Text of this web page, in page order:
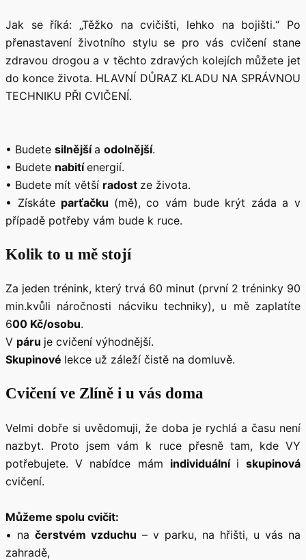
Jak se říká: „Těžko na cvičišti, lehko na bojišti.“ Po
přenastavení životního stylu se pro vás cvičení stane
zdravou drogou a v těchto zdravých kolejích můžete jet
do konce života. HLAVNÍ DŮRAZ KLADU NA SPRÁVNOU
TECHNIKU PŘI CVIČENÍ.
• Budete silnějšía odolnější.
• Budete nabitíenergií.
• Budete mít větší radost ze života.
• Získáte parťačku (mě), co vám bude krýt záda a v
případě potřeby vám bude k ruce.
Kolik to u mě stojí
Za jeden trénink, který trvá 60 minut (první 2 tréninky 90
min.kvůli náročnosti nácviku techniky), u mě zaplatíte
600 Kč/osobu.
V páru je cvičení výhodnější.
Skupinové lekce už záleží čistě na domluvě.
Cvičení ve Zlíně i u vás doma
Velmi dobře si uvědomuji, že doba je rychlá a času není
nazbyt. Proto jsem vám k ruce přesně tam, kde VY
potřebujete. V nabídce mám individuální iskupinová
cvičení.
Můžeme spolu cvičit:
• na čerstvém vzduchu – v parku, na hřišti, u vás na
zahradě,